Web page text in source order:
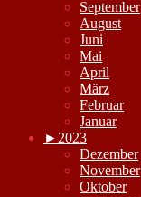
September
August
Juni
Mai
April
März
Februar
Januar
► 2023
Dezember
November
Oktober